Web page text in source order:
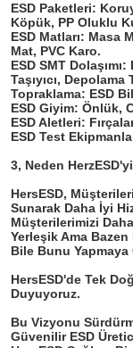
ESD Paketleri:
Köpük, PP Oluklu
ESD Matları: Masa
Mat, PVC Karo.
ESD SMT
Taşıyıcı, Depolama
Topraklama: ESD
ESD Giyim: Önlük,
ESD Aletleri:
ESD Test
3, Neden
HersESD,
Sunarak Daha İyi
Müşterilerimizi
Yerleşik Ama Bazen
Bile Bunu Yapmaya
HersESD'de Tek
Duyuyoruz.
Bu Vizyonu
Güvenilir ESD